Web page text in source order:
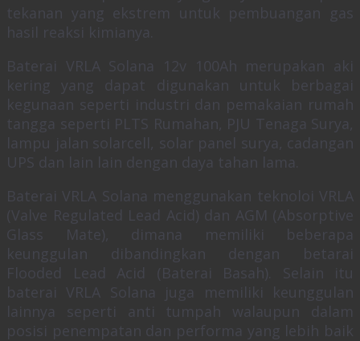
tekanan yang ekstrem untuk pembuangan gas
hasil reaksi kimianya.
Baterai VRLA Solana 12v 100Ah merupakan aki
kering yang dapat digunakan untuk berbagai
kegunaan seperti industri dan pemakaian rumah
tangga seperti PLTS Rumahan, PJU Tenaga Surya,
lampu jalan solarcell, solar panel surya, cadangan
UPS dan lain lain dengan daya tahan lama.
Baterai VRLA Solana menggunakan teknoloi VRLA
(Valve Regulated Lead Acid) dan AGM (Absorptive
Glass Mate), dimana memiliki beberapa
keunggulan dibandingkan dengan betarai
Flooded Lead Acid (Baterai Basah). Selain itu
baterai VRLA Solana juga memiliki keunggulan
lainnya seperti anti tumpah walaupun dalam
posisi penempatan dan performa yang lebih baik